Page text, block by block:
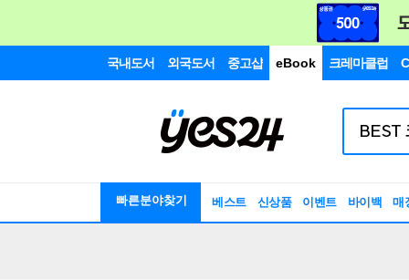
국내도서 외국도서 중고샵 eBook 크레마클럽
빠른분야찾기 베스트 신상품 이벤트 바이백 매